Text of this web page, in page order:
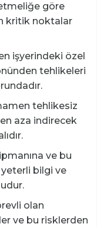
göre
kritik noktalar
işyerindeki özel
tehlikeleri
tehlikesiz
aza indirecek
ve bu
yeterli bilgi ve
olan
ve bu risklerden